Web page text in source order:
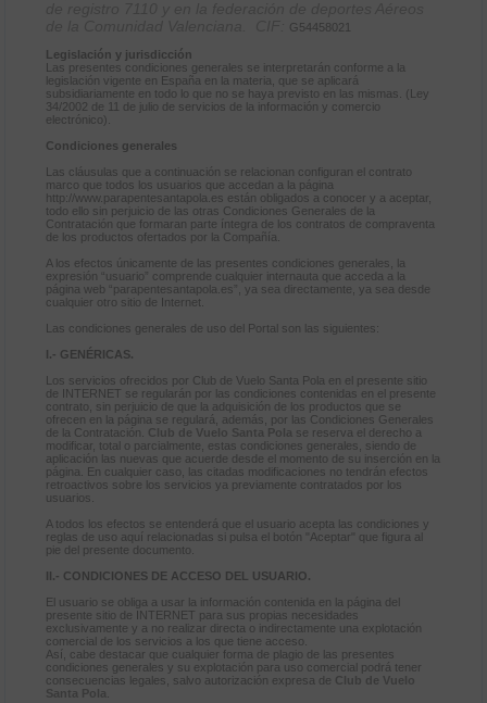
G54458021
Legislación y jurisdicción
Las presentes condiciones generales se interpretarán conforme a la
legislación vigente en España en la materia, que se aplicará
subsidiariamente en todo lo que no se haya previsto en las mismas. (Ley
34/2002 de 11 de julio de servicios de la información y comercio
electrónico).
Condiciones generales
Las cláusulas que a continuación se relacionan configuran el contrato
marco que todos los usuarios que accedan a la página
http://www.parapentesantapola.es están obligados a conocer y a aceptar,
todo ello sin perjuicio de las otras Condiciones Generales de la
Contratación que formaran parte íntegra de los contratos de compraventa
de los productos ofertados por la Compañía.
A los efectos únicamente de las presentes condiciones generales, la
expresión “usuario” comprende cualquier internauta que acceda a la
página web “parapentesantapola.es”, ya sea directamente, ya sea desde
cualquier otro sitio de Internet.
Las condiciones generales de uso del Portal son las siguientes:
I.- GENÉRICAS.
Los servicios ofrecidos por Club de Vuelo Santa Pola en el presente sitio
de INTERNET se regularán por las condiciones contenidas en el presente
contrato, sin perjuicio de que la adquisición de los productos que se
ofrecen en la página se regulará, además, por las Condiciones Generales
de la Contratación.
Club de Vuelo Santa Pola se reserva el derecho a
modificar, total o parcialmente, estas condiciones generales, siendo de
aplicación las nuevas que acuerde desde el momento de su inserción en la
página. En cualquier caso, las citadas modificaciones no tendrán efectos
retroactivos sobre los servicios ya previamente contratados por los
usuarios.
A todos los efectos se entenderá que el usuario acepta las condiciones y
reglas de uso aquí relacionadas si pulsa el botón "Aceptar" que figura al
pie del presente documento.
II.- CONDICIONES DE ACCESO DEL USUARIO.
El usuario se obliga a usar la información contenida en la página del
presente sitio de INTERNET para sus propias necesidades
exclusivamente y a no realizar directa o indirectamente una explotación
comercial de los servicios a los que tiene acceso.
Así, cabe destacar que cualquier forma de plagio de las presentes
condiciones generales y su explotación para uso comercial podrá tener
consecuencias legales, salvo autorización expresa de
Club de Vuelo
Santa Pola.